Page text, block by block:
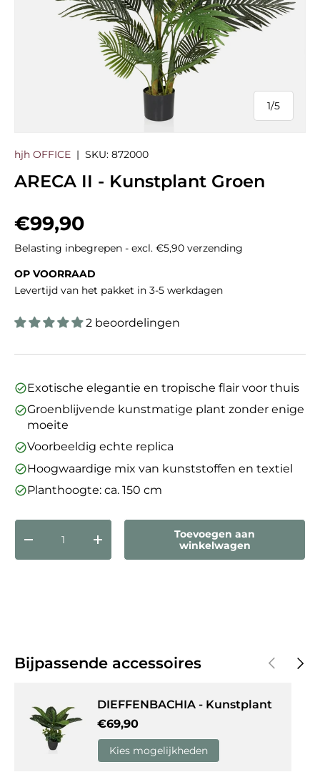
1/
van
5
hjh OFFICE | SKU: 872000
ARECA II - Kunstplant Groen
Reguliere prijs
€99,90
Belasting inbegrepen - excl. €5,90 verzending
OP VOORRAAD
Levertijd van het pakket in 3-5 werkdagen
2 beoordelingen
Exotische elegantie en tropische flair voor thuis
Groenblijvende kunstmatige plant zonder enige
moeite
Voorbeeldig echte replica
Hoogwaardige mix van kunststoffen en textiel
Planthoogte: ca. 150 cm
Aantal
Verlaag de hoeveelheidVerhoog de hoeveelheid
Toevoegen aan
winkelwagen
Bijpassende accessoires Vorige
DIEFFENBACHIA - Kunstplant
Reguliere prijs
€69,90
Kies mogelijkheden